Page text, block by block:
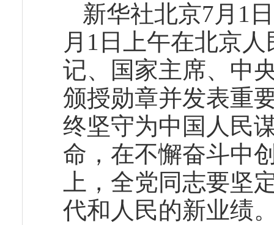
新华社北京7月1
月1日上午在北京
记、国家主席、中
颁授勋章并发表重
终坚守为中国人民
命，在不懈奋斗中
上，全党同志要坚
代和人民的新业绩